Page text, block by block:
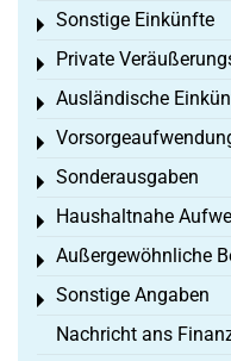
Sonstige Einkünfte
Toggle menu
Private
Toggle menu
Ausländische
Toggle menu
Toggle menu
Sonderausgaben
Toggle menu
Haushaltnahe
Toggle menu
Außergewöhnliche
Toggle menu
Sonstige Angaben
Toggle menu
Nachricht ans